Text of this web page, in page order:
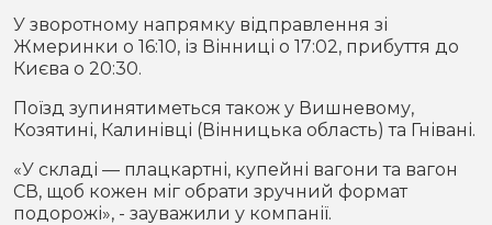
Підписатись на нас у Telegram
У зворотному напрямку відправлення зі
Жмеринки о 16:10, із Вінниці о 17:02, прибуття до
Києва о 20:30.
Поїзд зупинятиметься також у Вишневому,
Козятині, Калинівці (Вінницька область) та Гнівані.
«У складі — плацкартні, купейні вагони та вагон
СВ, щоб кожен міг обрати зручний формат
подорожі», - зауважили у компанії.